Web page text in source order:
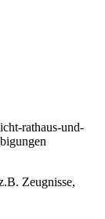
rathaus-und-
Zeugnisse,